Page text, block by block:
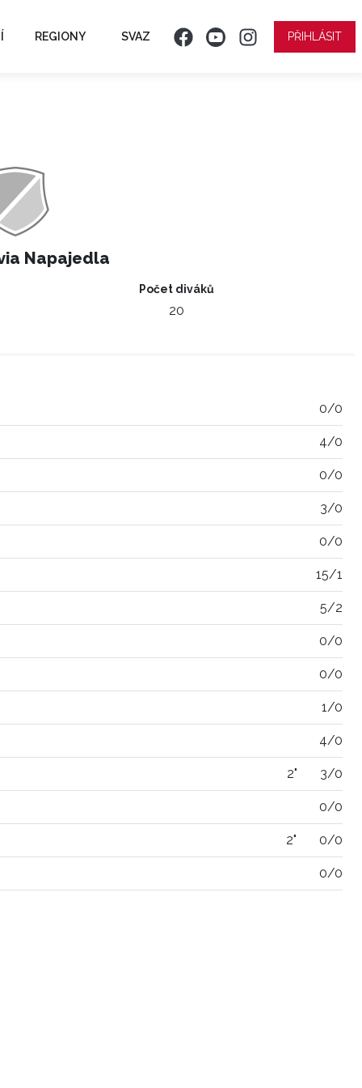
REGIONY SVAZ PŘIHLÁSIT
Napajedla
Počet diváků
20
0/0
4/0
0/0
3/0
0/0
15/1
5/2
0/0
0/0
1/0
4/0
2" 3/0
0/0
2" 0/0
0/0